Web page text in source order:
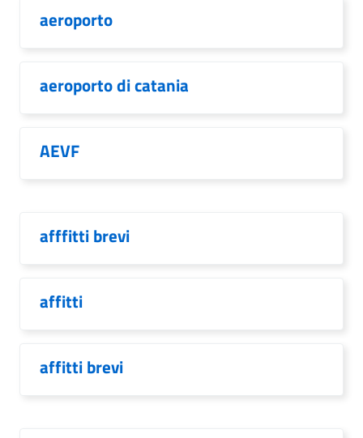
aeroporto
aeroporto di catania
AEVF
afffitti brevi
affitti
affitti brevi